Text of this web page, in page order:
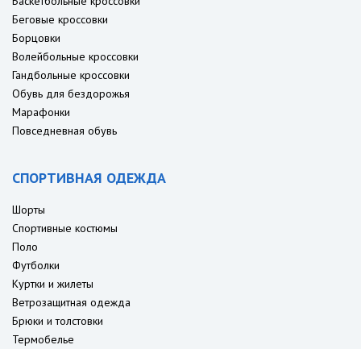
Беговые кроссовки
Борцовки
Волейбольные кроссовки
Гандбольные кроссовки
Обувь для бездорожья
Марафонки
Повседневная обувь
СПОРТИВНАЯ ОДЕЖДА
Шорты
Спортивные костюмы
Поло
Футболки
Куртки и жилеты
Ветрозащитная одежда
Брюки и толстовки
Термобелье